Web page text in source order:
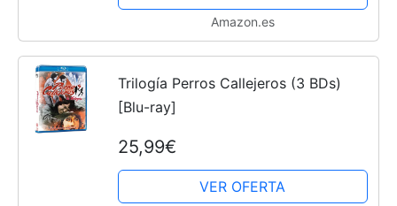
Amazon.es
Trilogía Perros Callejeros (3 BDs)
[Blu-ray]
25,99€
VER OFERTA